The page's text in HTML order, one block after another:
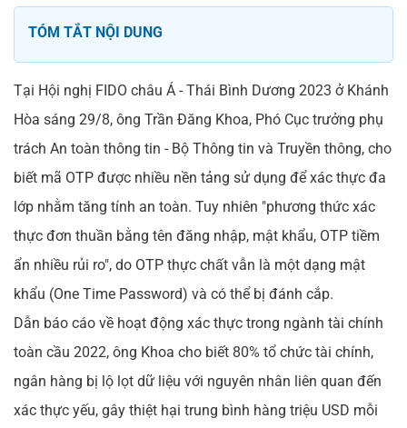
TÓM TẮT NỘI DUNG
Tại Hội nghị FIDO châu Á - Thái Bình Dương 2023 ở Khánh
Hòa sáng 29/8, ông Trần Đăng Khoa, Phó Cục trưởng phụ
trách An toàn thông tin - Bộ Thông tin và Truyền thông, cho
biết mã OTP được nhiều nền tảng sử dụng để xác thực đa
lớp nhằm tăng tính an toàn. Tuy nhiên "phương thức xác
thực đơn thuần bằng tên đăng nhập, mật khẩu, OTP tiềm
ẩn nhiều rủi ro", do OTP thực chất vẫn là một dạng mật
khẩu (One Time Password) và có thể bị đánh cắp.
Dẫn báo cáo về hoạt động xác thực trong ngành tài chính
toàn cầu 2022, ông Khoa cho biết 80% tổ chức tài chính,
ngân hàng bị lộ lọt dữ liệu với nguyên nhân liên quan đến
xác thực yếu, gây thiệt hại trung bình hàng triệu USD mỗi